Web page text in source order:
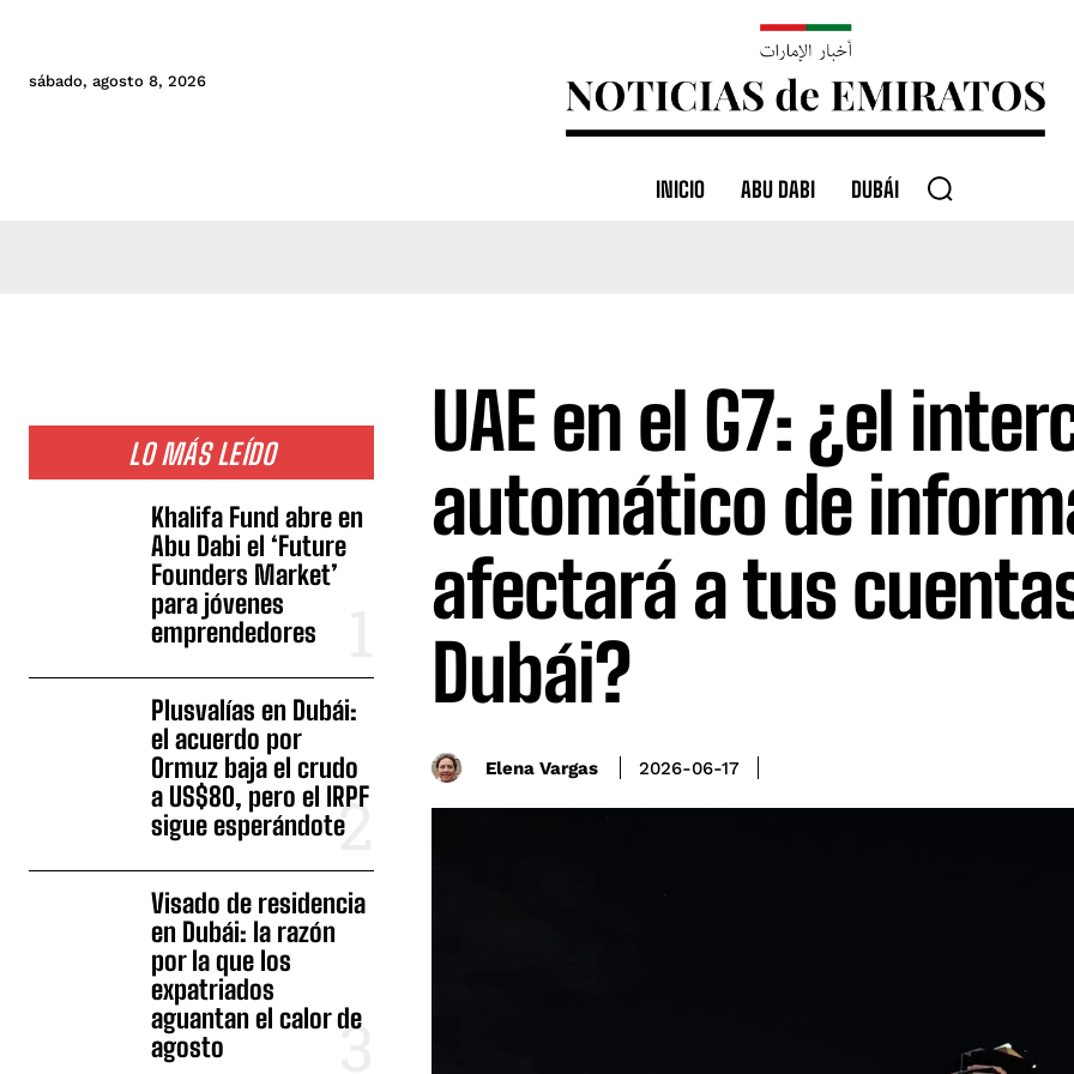
sábado, agosto 8, 2026
INICIO ABU DABI DUBÁI
LO MÁS LEÍDO
Khalifa Fund abre en
Abu Dabi el ‘Future
Founders Market’
para jóvenes
emprendedores
Plusvalías en Dubái:
el acuerdo por
Ormuz baja el crudo
a US$80, pero el IRPF
sigue esperándote
Visado de residencia
en Dubái: la razón
por la que los
expatriados
aguantan el calor de
agosto
UAE en el G7: ¿el
automático de
afectará a tus
Dubái?
Elena Vargas 2026-06-17